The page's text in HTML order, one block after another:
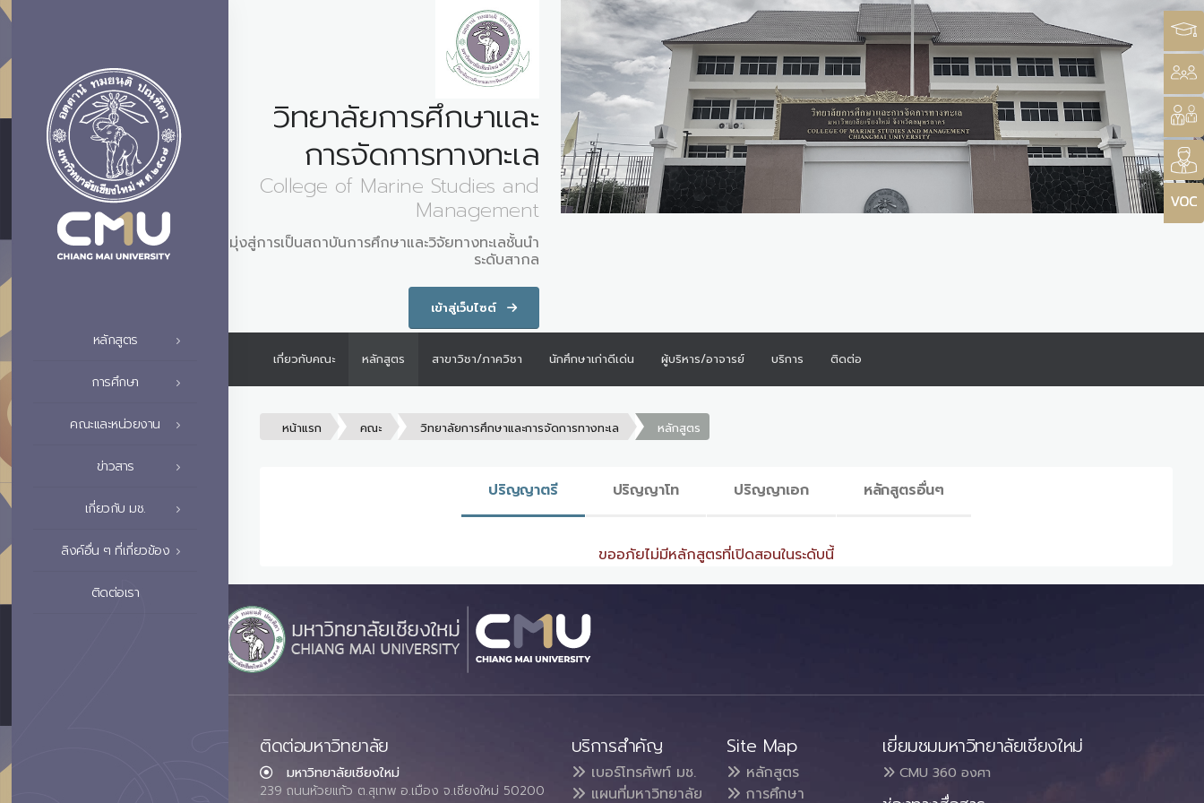
หลักสูตร
การศึกษา
คณะและหน่วยงาน
ข่าวสาร
เกี่ยวกับ มช.
ลิงค์อื่น ๆ ที่เกี่ยวข้อง
ติดต่อเรา
วิทยาลัยการศึกษาและ
การจัดการทางทะเล
College of Marine Studies and
Management
มุ่งสู่การเป็นสถาบันการศึกษาและวิจัยทางทะเลชั้นนำ
ระดับสากล
เข้าสู่เว็บไซต์
เกี่ยวกับคณะ หลักสูตร สาขาวิชา/ภาควิชา นักศึกษาเก่าดีเด่น ผู้บริหาร/อาจารย์ บริการ ติดต่อ
หน้าแรก คณะ วิทยาลัยการศึกษาและการจัดการทางทะเล หลักสูตร
ปริญญาตรี ปริญญาโท ปริญญาเอก หลักสูตรอื่นๆ
ขออภัยไม่มีหลักสูตรที่เปิดสอนในระดับนี้
ติดต่อมหาวิทยาลัย
มหาวิทยาลัยเชียงใหม่
239 ถนนห้วยแก้ว ต.สุเทพ อ.เมือง จ.เชียงใหม่ 50200
บริการสำคัญ
เบอร์โทรศัพท์ มช.
แผนที่มหาวิทยาลัย
Site Map
หลักสูตร
การศึกษา
เยี่ยมชมมหาวิทยาลัยเชียงใหม่
CMU 360 องศา